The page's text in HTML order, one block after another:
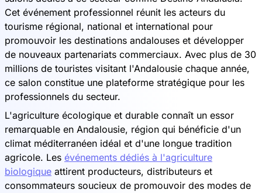
Cet événement professionnel réunit les acteurs du
tourisme régional, national et international pour
promouvoir les destinations andalouses et développer
de nouveaux partenariats commerciaux. Avec plus de 30
millions de touristes visitant l'Andalousie chaque année,
ce salon constitue une plateforme stratégique pour les
professionnels du secteur.
L'agriculture écologique et durable connaît un essor
remarquable en Andalousie, région qui bénéficie d'un
climat méditerranéen idéal et d'une longue tradition
agricole. Les événements dédiés à l'agriculture
biologique attirent producteurs, distributeurs et
consommateurs soucieux de promouvoir des modes de